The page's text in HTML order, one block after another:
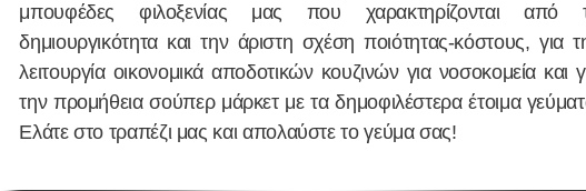
μπουφέδες φιλοξενίας μας που χαρακτηρίζονται από
δημιουργικότητα και την άριστη σχέση ποιότητας-κόστους, για
λειτουργία οικονομικά αποδοτικών κουζινών για νοσοκομεία και
την προμήθεια σούπερ μάρκετ με τα δημοφιλέστερα έτοιμα
Ελάτε στο τραπέζι μας και απολαύστε το γεύμα σας!